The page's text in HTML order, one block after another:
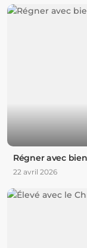
Régner avec
22 avril 2026